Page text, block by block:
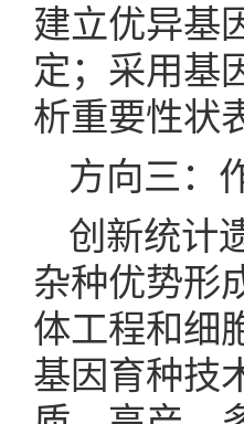
建立优异基
定；采用基
析重要性状
方向三：
创新统计
杂种优势形
体工程和细
基因育种技